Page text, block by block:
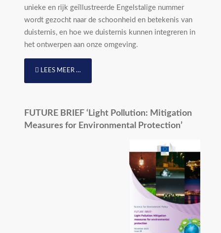
unieke en rijk geïllustreerde Engelstalige nummer
wordt gezocht naar de schoonheid en betekenis van
duisternis, en hoe we duisternis kunnen integreren in
het ontwerpen aan onze omgeving.
LEES MEER …
FUTURE BRIEF ‘Light Pollution: Mitigation
Measures for Environmental Protection’